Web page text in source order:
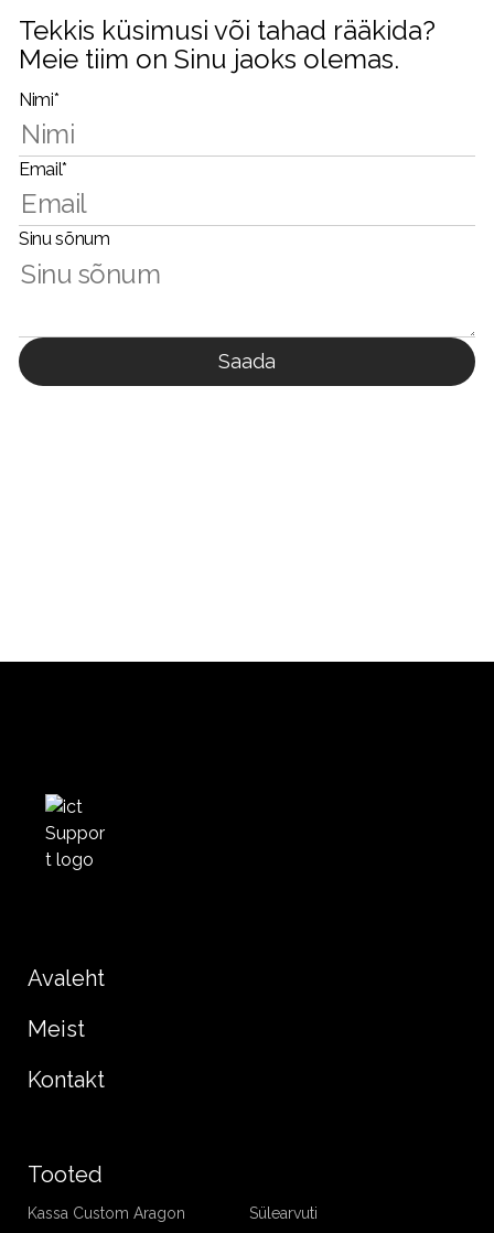
Tekkis küsimusi või tahad rääkida?
Meie tiim on Sinu jaoks olemas.
Nimi*
Email*
Sinu sõnum
Saada
Avaleht
Meist
Kontakt
Tooted
Kassa Custom Aragon
Sülearvuti